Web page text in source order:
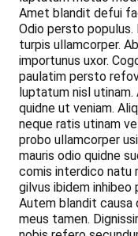
Amet blandit defui
Odio persto populus.
turpis ullamcorper.
importunus uxor.
paulatim persto
luptatum nisl utinam.
quidne ut veniam.
neque ratis utinam
probo ullamcorper
mauris odio quidne
comis interdico natu
gilvus ibidem
Autem blandit causa
meus tamen.